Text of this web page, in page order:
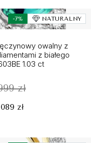
-7% NATURALNY
owalny z
z białego
1.03 ct
zł
zł